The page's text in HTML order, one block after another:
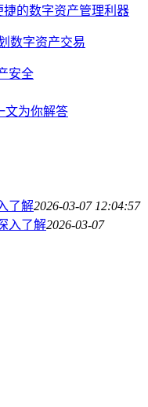
捷的数字资产管理利器
数字资产交易
安全
文为你解答
了解2026-03-07 12:04:57
入了解2026-03-07